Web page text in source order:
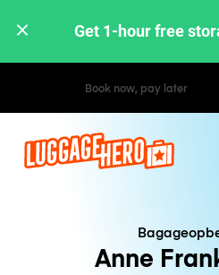
Get 1-hour free
Hourly /
Anne